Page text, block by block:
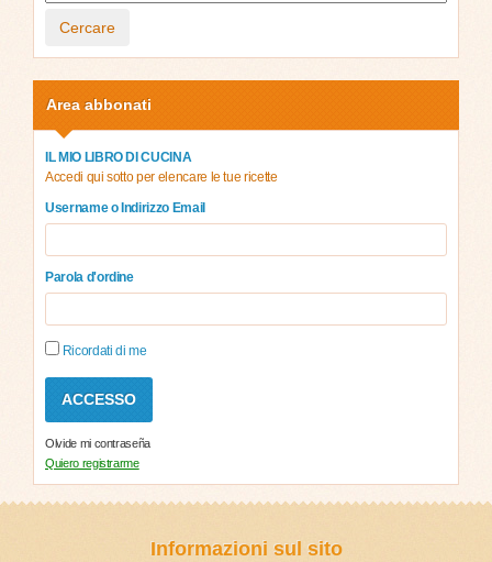
Cercare
Area abbonati
IL MIO LIBRO DI CUCINA
Accedi qui sotto per elencare le tue ricette
Username o Indirizzo Email
Parola d'ordine
Ricordati di me
Olvide mi contraseña
Quiero registrarme
Informazioni sul sito